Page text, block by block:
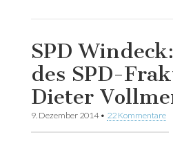
SPD
des SPD-
Dieter
9. Dezember 2014• 22 Kommentare